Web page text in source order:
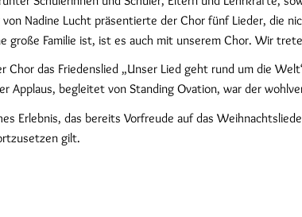
Nadine Lucht präsentierte der Chor fünf Lieder, die
große Familie ist, ist es auch mit unserem Chor. Wir
Chor das Friedenslied „Unser Lied geht rund um die
Applaus, begleitet von Standing Ovation, war der
Erlebnis, das bereits Vorfreude auf das
gilt.